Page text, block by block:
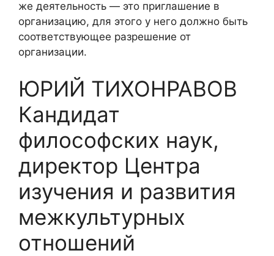
же деятельность — это приглашение в
организацию, для этого у него должно быть
соответствующее разрешение от
организации.
ЮРИЙ ТИХОНРАВОВ
Кандидат
философских наук,
директор Центра
изучения и развития
межкультурных
отношений